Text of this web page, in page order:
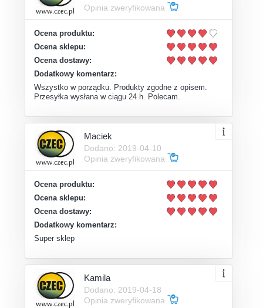
Opinia zweryfikowana
Ocena produktu:
Ocena sklepu:
Ocena dostawy:
Dodatkowy komentarz:
Wszystko w porządku. Produkty zgodne z opisem.
Przesyłka wysłana w ciągu 24 h. Polecam.
Maciek
Dodano: 2019-04-10
Opinia zweryfikowana
Ocena produktu:
Ocena sklepu:
Ocena dostawy:
Dodatkowy komentarz:
Super sklep
Kamila
Dodano: 2019-04-18
Opinia zweryfikowana